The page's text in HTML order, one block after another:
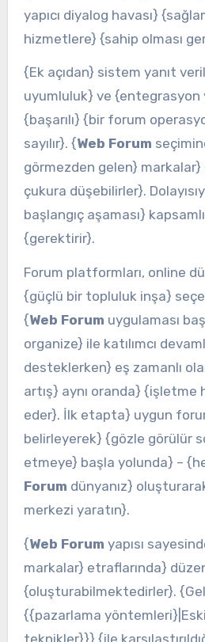
yapıcı diyalog havası}
hizmetlere} {sahip olması
{Ek açıdan} sistem yanıt
uyumluluk} ve
{başarılı} {bir forum
sayılır}. {Web Forum
görmezden gelen}
çukura düşebilirler}.
başlangıç aşaması}
{gerektirir}.
Forum platformları, online
{güçlü bir topluluk inşa}
{Web Forum uygulaması
organize} ile katılımcı
desteklerken} eş zamanlı
artış} aynı oranda}
eder}. İlk etapta} uygun
belirleyerek} {gözle görülür
etmeye} başla yolunda} –
Forum dünyanız}
merkezi yaratın}.
{Web Forum yapısı
markalar} etraflarında}
{oluşturabilmektedirler}.
{{pazarlama
teknikler}}} {ile